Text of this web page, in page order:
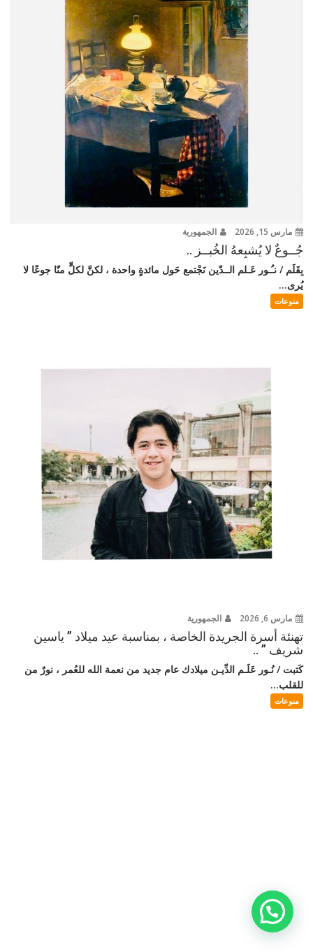
مارس 15, 2026 الجمهورية
جُــوعٌ لا يُشبِعهُ الخُبــز ..
بِقَلَم / نـُـور عَـلم الــدّين نَجْتمع حَول مائدةٍ واحدة ، لكنَّ لكلٍّ منّا جوعًا لا
يُرى...
منوعات
مارس 6, 2026 الجمهورية
تهنئة أسرة الجريدة الخاصة ، بمناسبة عيد ميلاد ” ياسين
شريف ” ..
كَتبت / نُـور عَلَـم الدِّيـن ميلادك عام جديد من نعمة الله للعُمر ، نورٌ من
للقلب...
منوعات